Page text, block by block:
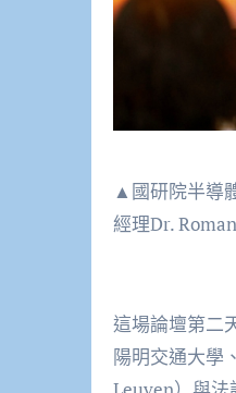
▲國研院半導
經理Dr.
這場論壇第二
陽明交通大學